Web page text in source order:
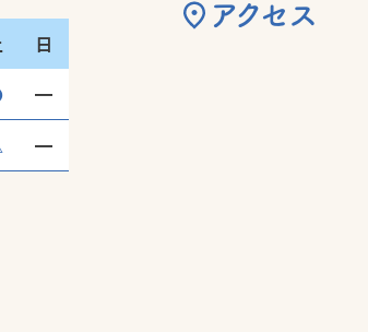
日
━
━
アクセス